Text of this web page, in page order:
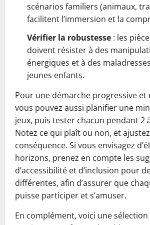
scénarios familiers (animaux,
facilitent l’immersion et la
Vérifier la robustesse : les
doivent résister à des
énergiques et à des
jeunes enfants.
Pour une démarche progressive et
vous pouvez aussi planifier une
jeux, puis tester chacun pendant 2
Notez ce qui plaît ou non, et
conséquence. Si vous envisagez
horizons, prenez en compte les
d’accessibilité et d’inclusion pour
différentes, afin d’assurer que
puisse participer et s’amuser.
En complément, voici une